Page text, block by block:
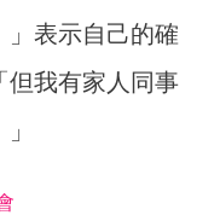
」表示自己的確
但我有家人同事